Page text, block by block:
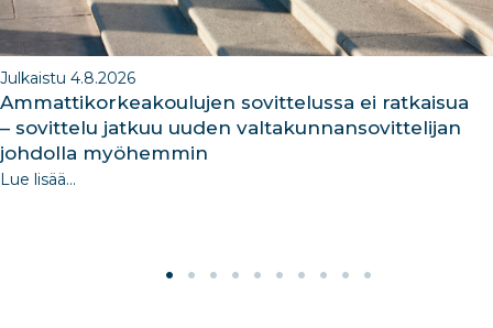
Julkaistu 4.8.2026
Ammattikorkeakoulujen sovittelussa ei ratkaisua
– sovittelu jatkuu uuden valtakunnansovittelijan
johdolla myöhemmin
Lue lisää...